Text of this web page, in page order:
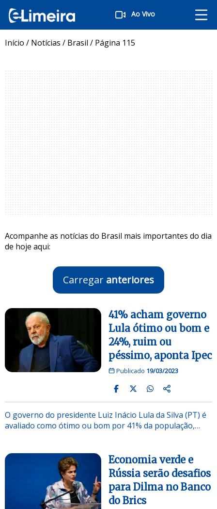
Ao Vivo
Início / Notícias / Brasil / Página 115
Acompanhe as notícias do Brasil mais importantes do dia
de hoje aqui:
Carregar anteriores
41% acham governo
Lula ótimo ou bom e
24%, ruim ou
péssimo, aponta Ipec
Publicado 19/03/2023
O governo do presidente Luiz Inácio Lula da Silva (PT) é
avaliado como ótimo ou bom por 41% da população,…
Economia verde e
Rússia serão desafios
para Dilma no Banco
do Brics